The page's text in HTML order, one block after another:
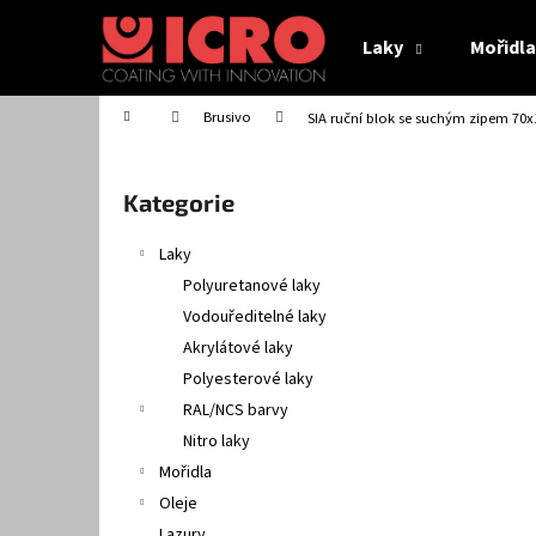
Laky Mořidla
Domů Brusivo SIA ruční blok se suchým zipem
Přeskočit
kategorie
Kategorie
Laky
Polyuretanové laky
Vodouředitelné laky
Akrylátové laky
Polyesterové laky
RAL/NCS barvy
Nitro laky
Mořidla
Oleje
í
Zpět
do
Zpět
do
ICRO UNIVERZÁLNÍ UDRŽOVACÍ PROSTŘEDEK
NA NÁBYTEK - NÁHRADNÍ NÁPLŇ